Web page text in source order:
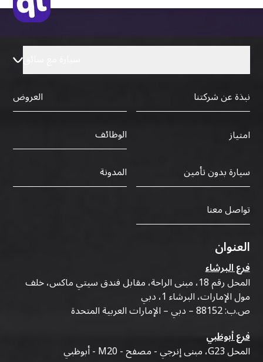
نبذة عن شركتنا
العروض
امتياز
الوظائف
سيارة بدون تأمين
المدونة
تواصل معنا
العنوان
فرع البرشاء
المحل رقم 18، مبنى الراحة، مقابل فندق سيتي ماكس، خلف
مول الإمارات، البرشاء 1، دبي
ص.ب: 88152 – دبي – الإمارات العربية المتحدة
فرع أبوظبي
المحل G23، مبنى إنرجي - مصفح - M20 - أبوظبي